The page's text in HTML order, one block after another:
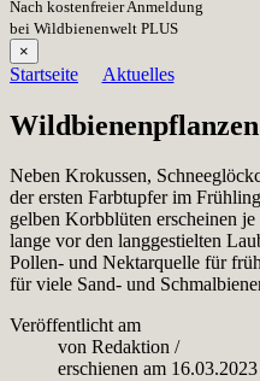
Nach kostenfreier Anmeldung
bei Wildbienenwelt PLUS
×
Startseite Aktuelles
Neben Krokussen,
der ersten Farbtupfer im
gelben Korbblüten erscheinen
lange vor den langgestielten
Pollen- und Nektarquelle für
für viele Sand- und
Veröffentlicht am
von Redaktion /
erschienen am 16.03.2023